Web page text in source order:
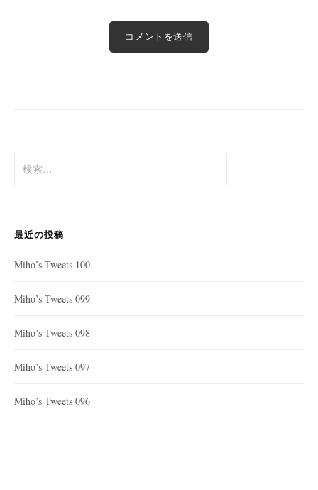
索:
最近の投稿
Miho’s Tweets 100
Miho’s Tweets 099
Miho’s Tweets 098
Miho’s Tweets 097
Miho’s Tweets 096